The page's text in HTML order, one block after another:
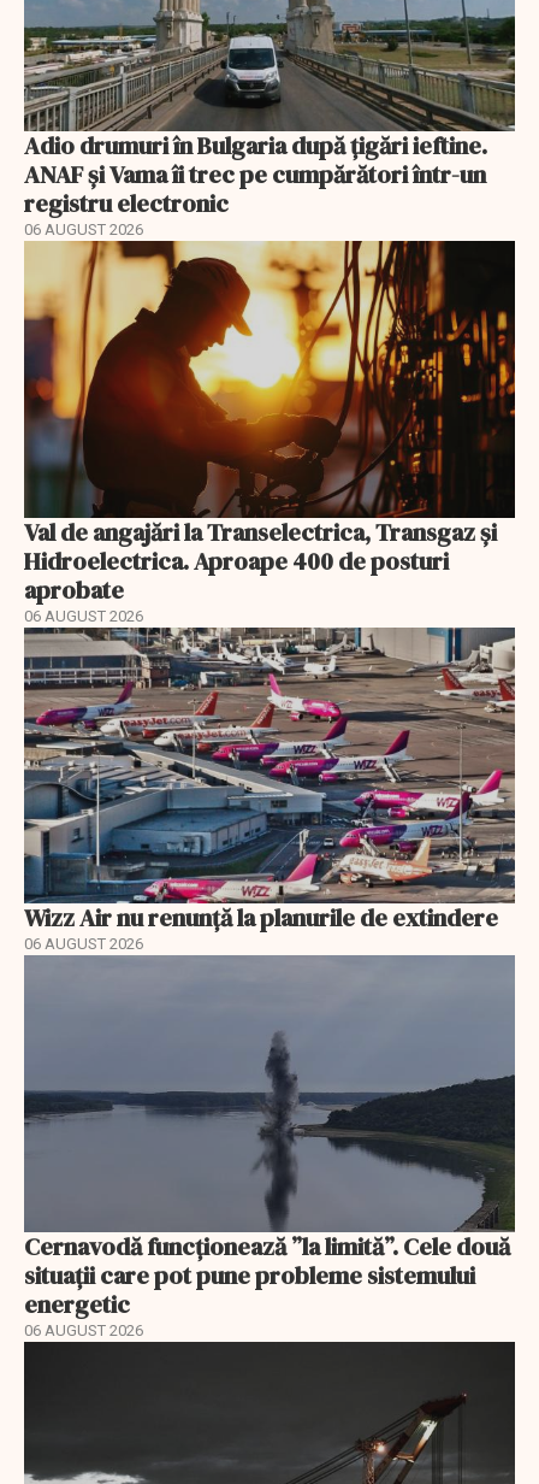
Adio drumuri în Bulgaria după țigări ieftine.
ANAF și Vama îi trec pe cumpărători într-un
registru electronic
06 AUGUST 2026
Val de angajări la Transelectrica, Transgaz și
Hidroelectrica. Aproape 400 de posturi
aprobate
06 AUGUST 2026
Wizz Air nu renunță la planurile de extindere
06 AUGUST 2026
Cernavodă funcționează ”la limită”. Cele două
situații care pot pune probleme sistemului
energetic
06 AUGUST 2026